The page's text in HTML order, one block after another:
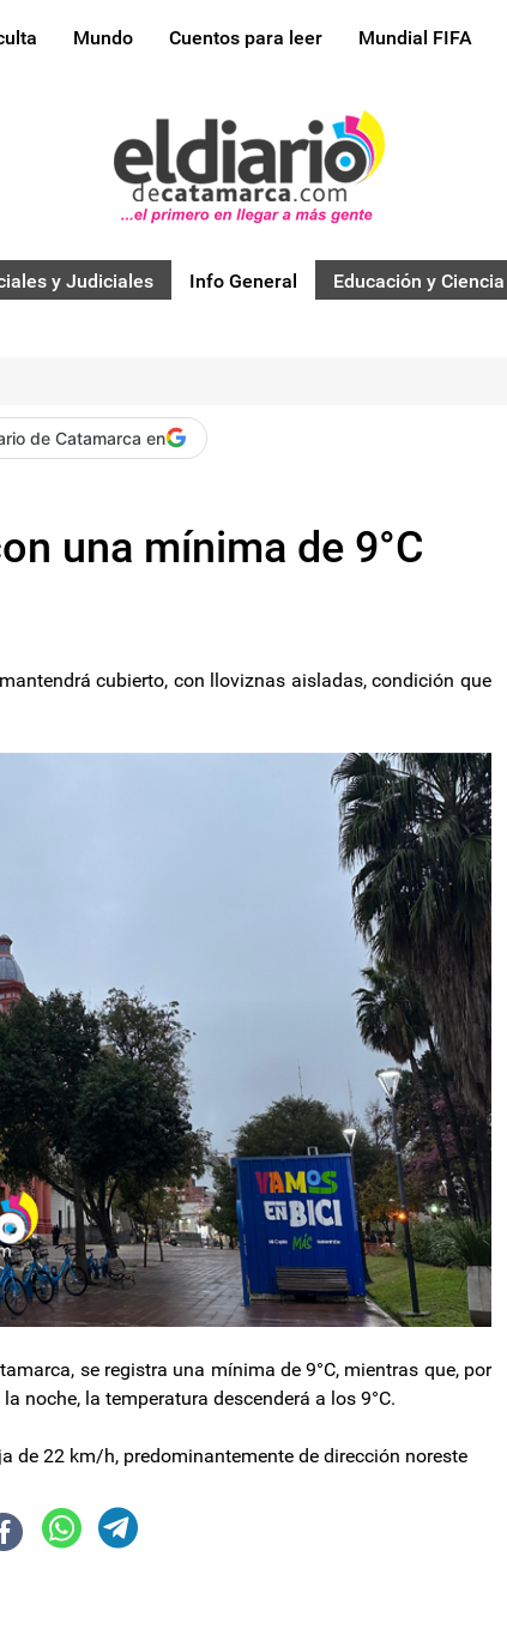
Mundo Cuentos para leer Mundial FIFA
y Judiciales Info General Educación y Ciencia
de Catamarca en
una mínima de 9°C
cubierto, con lloviznas aisladas, condición que
se registra una mínima de 9°C, mientras que, por
noche, la temperatura descenderá a los 9°C.
de 22 km/h, predominantemente de dirección noreste